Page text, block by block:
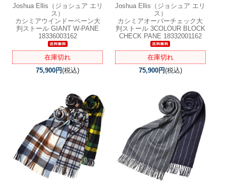
Joshua Ellis（ジョシュア エリ
ス）
カシミアウインドーペーン大
判ストール GIANT W-PANE
18336003162
在庫切れ
75,900円(税込)
Joshua Ellis（ジョシュア エリ
ス）
カシミアオーバーチェック大
判ストール 3COLOUR BLOCK
CHECK PANE 18332001162
在庫切れ
75,900円(税込)